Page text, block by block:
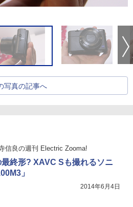
写真の記事へ
信良の週刊 Electric Zooma!
最終形? XAVC Sも撮れるソニ
」
2014年6月4日